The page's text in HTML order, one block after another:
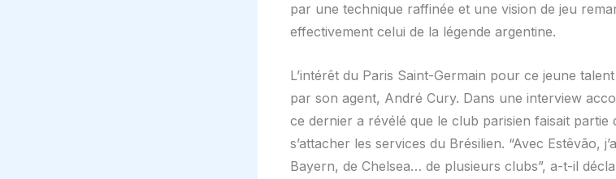
par une technique raffinée et une vision de jeu
effectivement celui de la légende argentine.
L’intérêt du Paris Saint-Germain pour ce jeune
par son agent, André Cury. Dans une interview
ce dernier a révélé que le club parisien faisait
s’attacher les services du Brésilien. “Avec Estêvão,
Bayern, de Chelsea… de plusieurs clubs”, a-t-il